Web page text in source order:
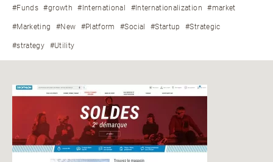
#Funds #growth #International #Internationalization #market
#Marketing #New #Platform #Social #Startup #Strategic
#strategy #Utility